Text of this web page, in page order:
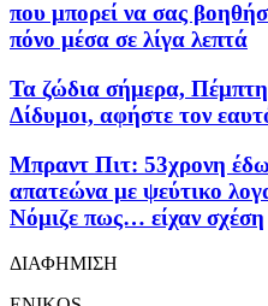
που μπορεί να σας
πόνο μέσα σε λίγα λεπτά
Τα ζώδια σήμερα,
Δίδυμοι, αφήστε τον
Μπραντ Πιτ: 53χρονη
απατεώνα με ψεύτικο
Νόμιζε πως… είχαν σχέση
ΔΙΑΦΗΜΙΣΗ